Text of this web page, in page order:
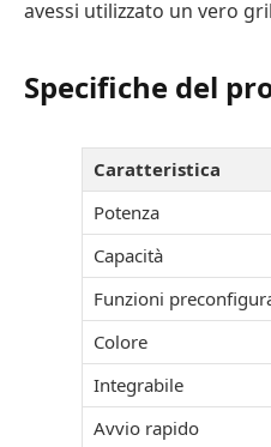
avessi utilizzato un vero
Specifiche del
Caratteristica
Potenza
Capacità
Funzioni
Colore
Integrabile
Avvio rapido